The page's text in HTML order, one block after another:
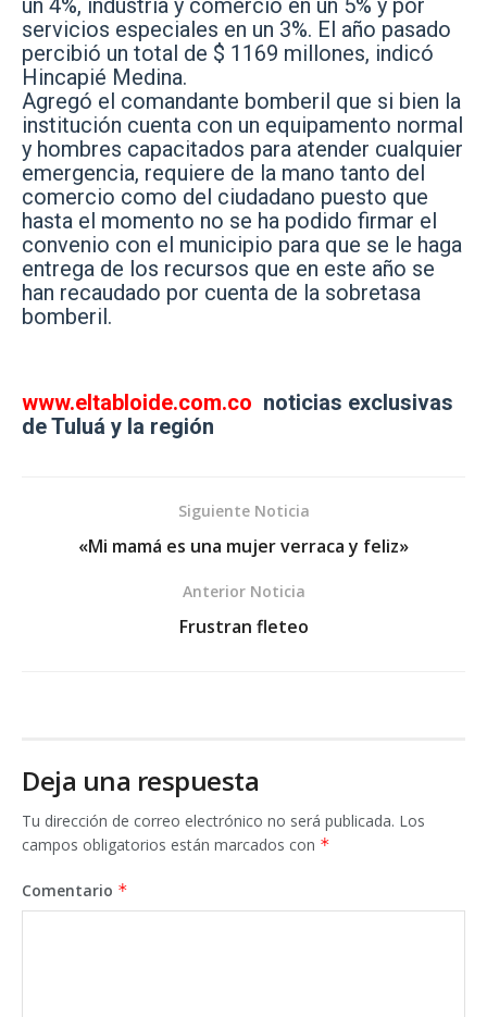
un 4%, industria y comercio en un 5% y por
servicios especiales en un 3%. El año pasado
percibió un total de $ 1169 millones, indicó
Hincapié Medina.
Agregó el comandante bomberil que si bien la
institución cuenta con un equipamento normal
y hombres capacitados para atender cualquier
emergencia, requiere de la mano tanto del
comercio como del ciudadano puesto que
hasta el momento no se ha podido firmar el
convenio con el municipio para que se le haga
entrega de los recursos que en este año se
han recaudado por cuenta de la sobretasa
bomberil.
www.eltabloide.com.co noticias exclusivas
de Tuluá y la región
Siguiente Noticia
«Mi mamá es una mujer verraca y feliz»
Anterior Noticia
Frustran fleteo
Deja una respuesta
Tu dirección de correo electrónico no será publicada. Los
campos obligatorios están marcados con *
Comentario *